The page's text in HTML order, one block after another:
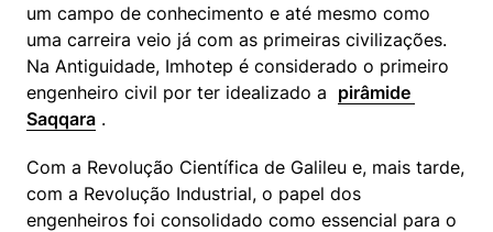
um campo de conhecimento e até mesmo como
uma carreira veio já com as primeiras civilizações.
Na Antiguidade, Imhotep é considerado o primeiro
engenheiro civil por ter idealizado a pirâmide
Saqqara .
Com a Revolução Científica de Galileu e, mais tarde,
com a Revolução Industrial, o papel dos
engenheiros foi consolidado como essencial para o